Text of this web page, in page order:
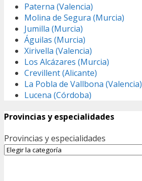
Paterna (Valencia)
Molina de Segura (Murcia)
Jumilla (Murcia)
Águilas (Murcia)
Xirivella (Valencia)
Los Alcázares (Murcia)
Crevillent (Alicante)
La Pobla de Vallbona (Valencia)
Lucena (Córdoba)
Provincias y especialidades
Provincias y especialidades